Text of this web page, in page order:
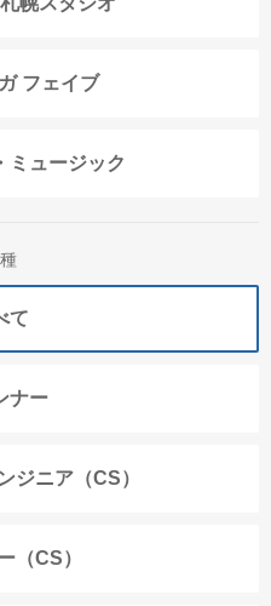
フェイブ
ミュージック
て
ナー
ジニア（CS）
（CS）